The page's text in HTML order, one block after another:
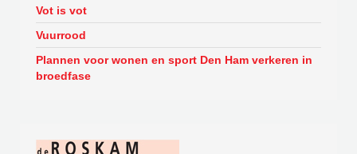
Vot is vot
Vuurrood
Plannen voor wonen en sport Den Ham verkeren in
broedfase